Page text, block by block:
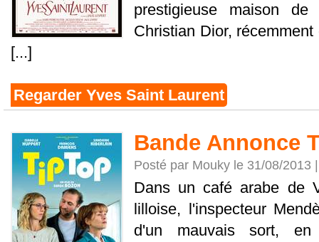
prestigieuse maison
Christian Dior,
[...]
Regarder Yves Saint Laurent
Bande Annonce
Posté par Mouky le 31/08/2013
Dans un café arabe de
lilloise, l'inspecteur
d'un mauvais sort, en